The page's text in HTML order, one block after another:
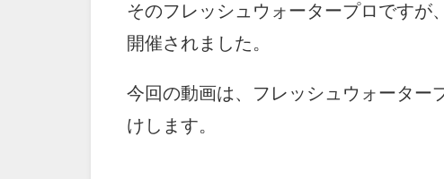
そのフレッシュウォータープロですが
開催されました。
今回の動画は、フレッシュウォーター
けします。